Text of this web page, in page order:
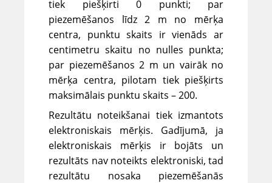
tiek piešķirti 0 punkti; par
piezemēšanos līdz 2 m no mērķa
centra, punktu skaits ir vienāds ar
centimetru skaitu no nulles punkta;
par piezemēšanos 2 m un vairāk no
mērķa centra, pilotam tiek piešķirts
maksimālais punktu skaits – 200.
Rezultātu noteikšanai tiek izmantots
elektroniskais mērķis. Gadījumā, ja
elektroniskais mērķis ir bojāts un
rezultāts nav noteikts elektroniski, tad
rezultātu nosaka piezemēšanās